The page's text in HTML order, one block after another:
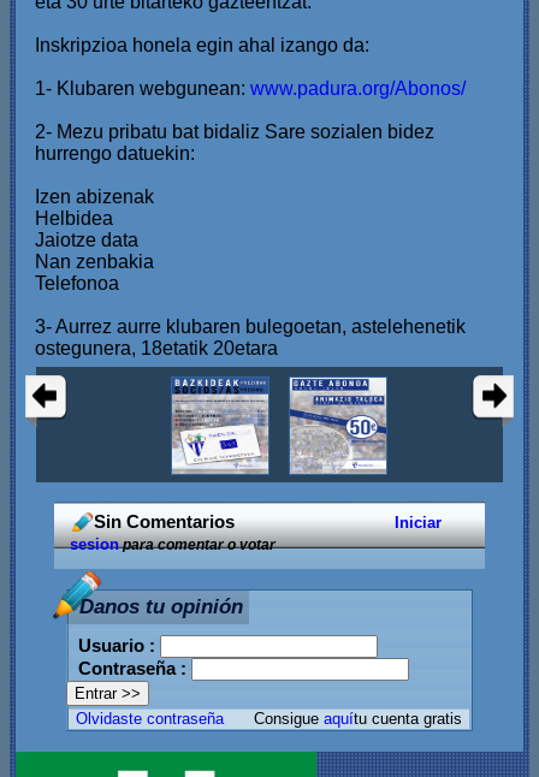
Inskripzioa honela egin ahal izango da:
1- Klubaren webgunean: www.padura.org/Abonos/
2- Mezu pribatu bat bidaliz Sare sozialen bidez
hurrengo datuekin:
Izen abizenak
Helbidea
Jaiotze data
Nan zenbakia
Telefonoa
3- Aurrez aurre klubaren bulegoetan, astelehenetik
ostegunera, 18etatik 20etara
Sin Comentarios
Iniciar
sesionpara comentar o votar
Danos tu opinión
Usuario :
Contraseña :
Olvidaste contraseña Consigueaquítu cuenta gratis